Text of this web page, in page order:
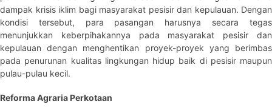
dampak krisis iklim bagi masyarakat pesisir dan kepulauan. Dengan
kondisi tersebut, para pasangan harusnya secara tegas
menunjukkan keberpihakannya pada masyarakat pesisir dan
kepulauan dengan menghentikan proyek-proyek yang berimbas
pada penurunan kualitas lingkungan hidup baik di pesisir maupun
pulau-pulau kecil.
Reforma Agraria Perkotaan